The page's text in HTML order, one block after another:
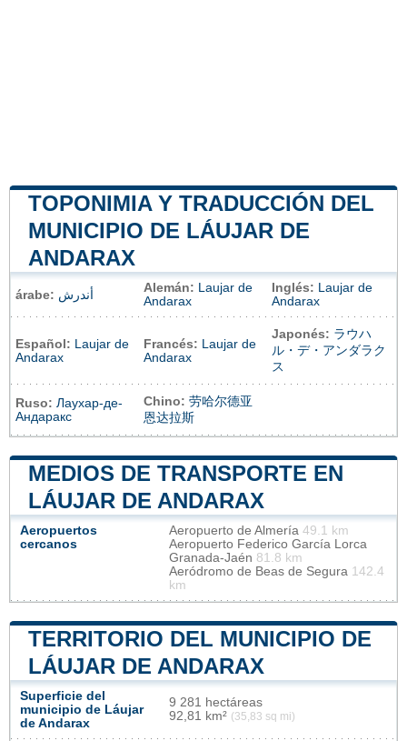
TOPONIMIA Y TRADUCCIÓN DEL
MUNICIPIO DE LÁUJAR DE
ANDARAX
árabe: أندرش
Alemán: Laujar de
Andarax
Inglés: Laujar de
Andarax
Español: Laujar de
Andarax
Francés: Laujar de
Andarax
Japonés: ラウハ
ル・デ・アンダラク
ス
Ruso: Лаухар-де-
Андаракс
Chino: 劳哈尔德亚
恩达拉斯
MEDIOS DE TRANSPORTE EN
LÁUJAR DE ANDARAX
Aeropuertos
cercanos
Aeropuerto de Almería 49.1 km
Aeropuerto Federico García Lorca
Granada-Jaén 81.8 km
Aeródromo de Beas de Segura 142.4
km
TERRITORIO DEL MUNICIPIO DE
LÁUJAR DE ANDARAX
Superficie del
municipio de Láujar
de Andarax
9 281 hectáreas
92,81 km² (35,83 sq mi)